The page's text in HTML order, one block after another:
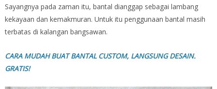
Sayangnya pada zaman itu, bantal dianggap sebagai lambang
kekayaan dan kemakmuran. Untuk itu penggunaan bantal masih
terbatas di kalangan bangsawan.
CARA MUDAH BUAT BANTAL CUSTOM, LANGSUNG DESAIN.
GRATIS!